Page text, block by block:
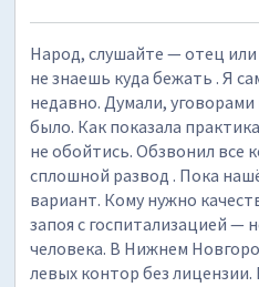
Народ, слушайте — отец
не знаешь куда бежать . Я
недавно. Думали,
было. Как показала
не обойтись. Обзвонил все
сплошной развод . Пока
вариант. Кому нужно
запоя с госпитализацией —
человека. В Нижнем
левых контор без лицензии.